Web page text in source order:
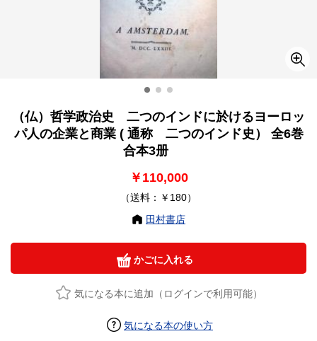
（仏）哲学政治史 二つのインドに於けるヨーロッ
パ人の企業と商業 ( 通称 二つのインド史） 全6巻
合本3册
￥110,000
（送料：￥180）
田村書店
かごに入れる
気になる本に追加（ログインで利用可能）
気になる本の使い方